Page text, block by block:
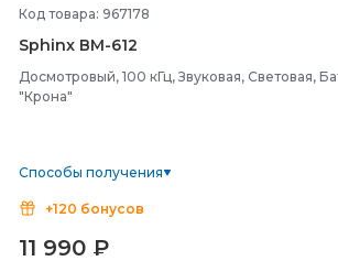
Код товара: 967178
Sphinx ВМ-612
Досмотровый, 100 кГц, Звуковая, Световая,
"Крона"
Способы получения
+120 бонусов
11 990 ₽